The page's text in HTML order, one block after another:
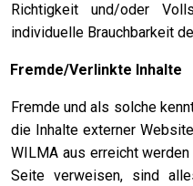
Richtigkeit und/oder
individuelle Brauchbarkeit
Fremde/Verlinkte Inhalte
Fremde und als solche
die Inhalte externer
WILMA aus erreicht
Seite verweisen, sind